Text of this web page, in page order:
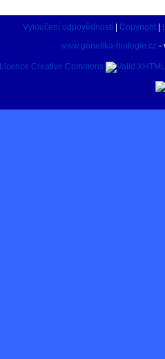
Vyloučení odpovědnosti Copyright
www.genetika-biologie.cz -